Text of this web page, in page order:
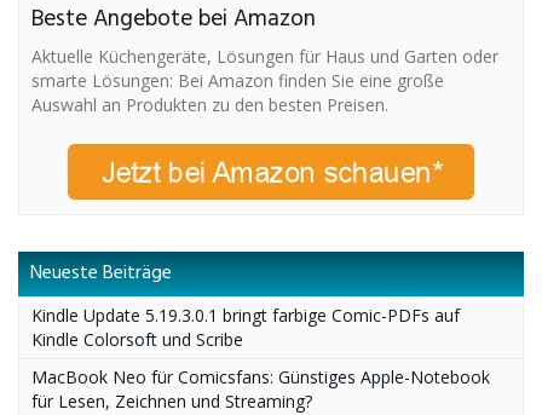
Beste Angebote bei Amazon
Aktuelle Küchengeräte, Lösungen für Haus und Garten oder
smarte Lösungen: Bei Amazon finden Sie eine große
Auswahl an Produkten zu den besten Preisen.
Neueste Beiträge
Kindle Update 5.19.3.0.1 bringt farbige Comic-PDFs auf
Kindle Colorsoft und Scribe
MacBook Neo für Comicsfans: Günstiges Apple-Notebook
für Lesen, Zeichnen und Streaming?